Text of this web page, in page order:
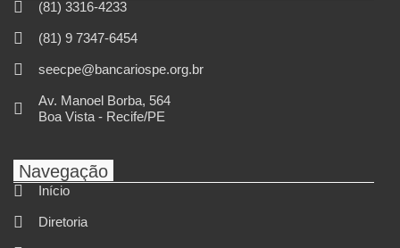
(81) 3316-4233
(81) 9 7347-6454
seecpe@bancariospe.org.br
Av. Manoel Borba, 564
Boa Vista - Recife/PE
Navegação
Início
Diretoria